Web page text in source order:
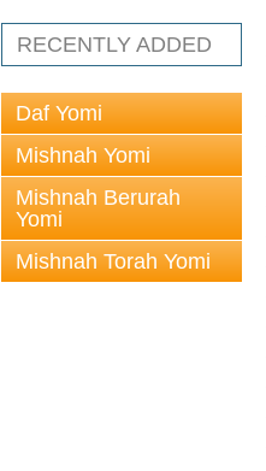
RECENTLY ADDED
Daf Yomi
Mishnah Yomi
Mishnah Berurah
Yomi
Mishnah Torah Yomi